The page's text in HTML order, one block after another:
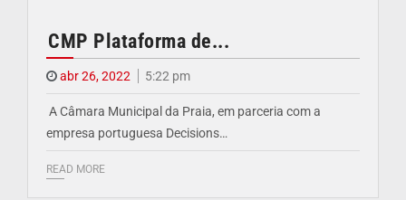
CMP Plataforma de...
abr 26, 2022 5:22 pm
A Câmara Municipal da Praia, em parceria com a
empresa portuguesa Decisions…
READ MORE